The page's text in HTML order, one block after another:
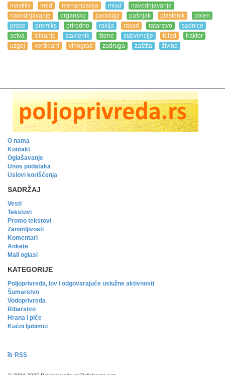
mastitis
med mehanizacija mlađ
navodnjavanje
navodnjavanje
organsko paradajz pašnjak plastenik
polen
prase
premiks prirodno rakija rasad ratarstvo
sadnice
setva
siliranje staklenik štene subvencije telad
traktor
uzgoj
vertiklani vinograd zadruga zaštita živina
O nama
Kontakt
Oglašavanje
Unos podataka
Uslovi korišćenja
SADRŽAJ
Vesti
Tekstovi
Promo tekstovi
Zanimljivosti
Komentari
Ankete
Mali oglasi
KATEGORIJE
Poljoprivreda, lov i odgovarajuće uslužne aktivnosti
Šumarstvo
Vodoprivreda
Ribarstvo
Hrana i piće
Kućni ljubimci
RSS